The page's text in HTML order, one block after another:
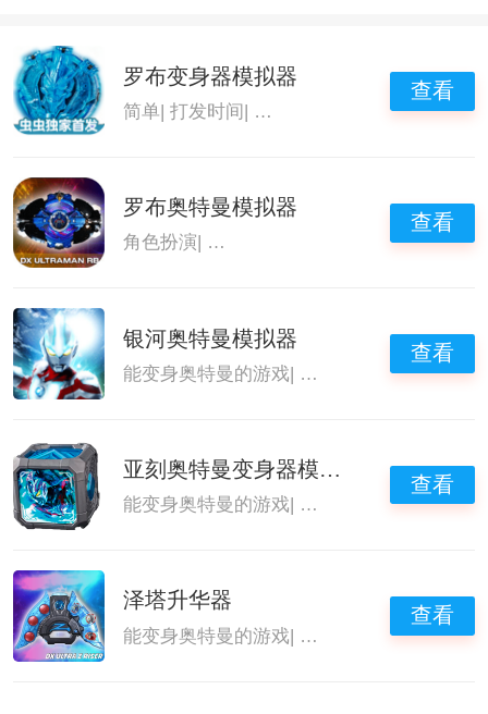
罗布变身器模拟器
简单|打发时间| 能变身奥特曼的游戏|奥特
查看
罗布奥特曼模拟器
角色扮演 能变身奥特曼的游戏 奥特曼游戏
查看
银河奥特曼模拟器
能变身奥特曼的游戏| 奥特曼游戏大全|变身
查看
亚刻奥特曼变身器模拟器
能变身奥特曼的游戏 奥特曼游戏大全|变身
查看
泽塔升华器
能变身奥特曼的游戏| 奥特曼游戏大全|变身
查看